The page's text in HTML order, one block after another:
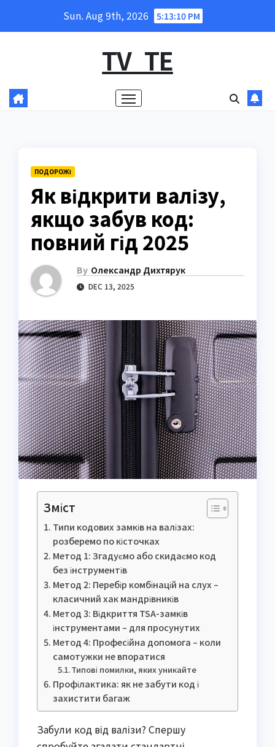
Sun. Aug 9th, 2026 5:13:11 PM
TV_TE
ПОДОРОЖІ
Як відкрити валізу,
якщо забув код:
повний гід 2025
By Олександр Дихтярук
DEC 13, 2025
Зміст
Типи кодових замків на валізах:
розберемо по кісточках
Метод 1: Згадуємо або скидаємо код
без інструментів
Метод 2: Перебір комбінацій на слух –
класичний хак мандрівників
Метод 3: Відкриття TSA-замків
інструментами – для просунутих
Метод 4: Професійна допомога – коли
самотужки не впоратися
Типові помилки, яких уникайте
Профілактика: як не забути код і
захистити багаж
Забули код від валізи? Спершу